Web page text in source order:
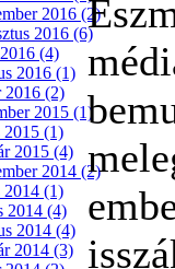
2016 (2)
2016 (6)
(4)
2016 (1)
2016 (2)
2015 (1)
2015 (1)
2015 (4)
2014 (2)
2014 (1)
2014 (4)
2014 (4)
2014 (3)